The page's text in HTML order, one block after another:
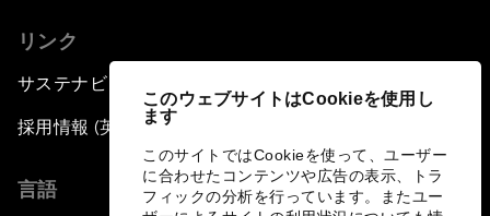
このウェブサイトはCookieを使用し
ます
このサイトではCookieを使って、ユーザー
に合わせたコンテンツや広告の表示、トラ
フィックの分析を行っています。またユー
リンク
サステナビリティへの取り組み
採用情報 (英語のみ)
言語